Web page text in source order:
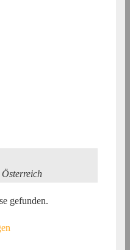
Österreich
gefunden.